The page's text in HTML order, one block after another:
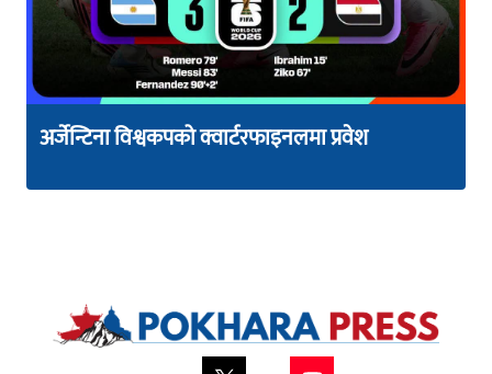
अर्जेन्टिना विश्वकपको क्वार्टरफाइनलमा प्रवेश